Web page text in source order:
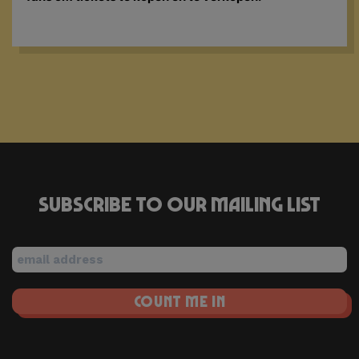
Subscribe to our mailing list